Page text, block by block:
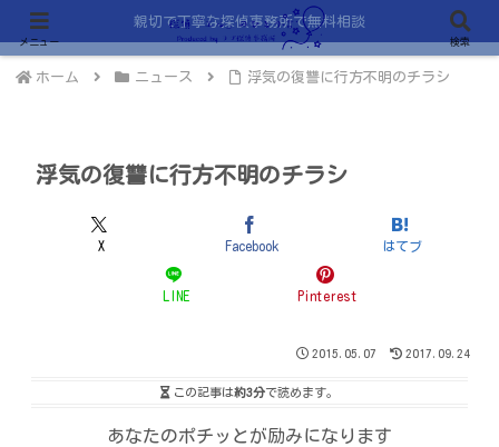
親切で丁寧な探偵事務所で無料相談
ホーム ニュース 浮気の復讐に行方不明のチラシ
浮気の復讐に行方不明のチラシ
X Facebook はてブ
LINE Pinterest
2015.05.07 2017.09.24
この記事は約3分で読めます。
あなたのポチッとが励みになります
メニュー 検索